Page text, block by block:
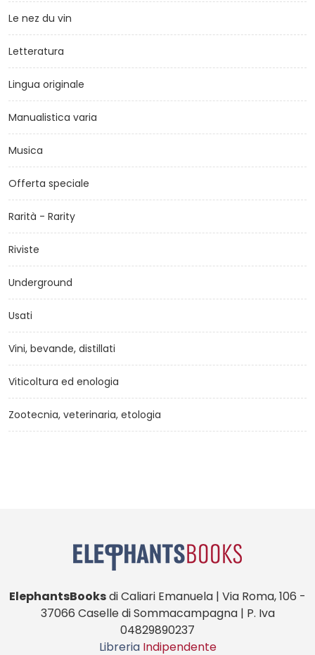
Le nez du vin
Letteratura
Lingua originale
Manualistica varia
Musica
Offerta speciale
Rarità - Rarity
Riviste
Underground
Usati
Vini, bevande, distillati
Viticoltura ed enologia
Zootecnia, veterinaria, etologia
ElephantsBooksdi Caliari Emanuela | Via Roma, 106 -
37066 Caselle di Sommacampagna | P. Iva
04829890237
Libreria Indipendente